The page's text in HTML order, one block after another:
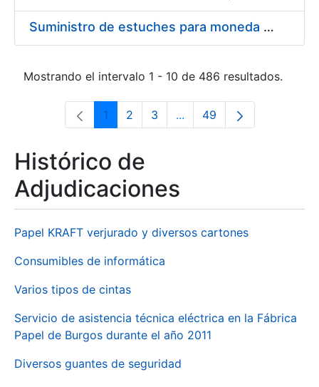
Suministro de estuches para moneda de 30 €
Mostrando el intervalo 1 - 10 de 486 resultados.
Página
1 Página
2 Página
3 ...Páginas intermedias Use
Página
49
Histórico de
Adjudicaciones
Papel KRAFT verjurado y diversos cartones
Consumibles de informática
Varios tipos de cintas
Servicio de asistencia técnica eléctrica en la Fábrica
Papel de Burgos durante el año 2011
Diversos guantes de seguridad